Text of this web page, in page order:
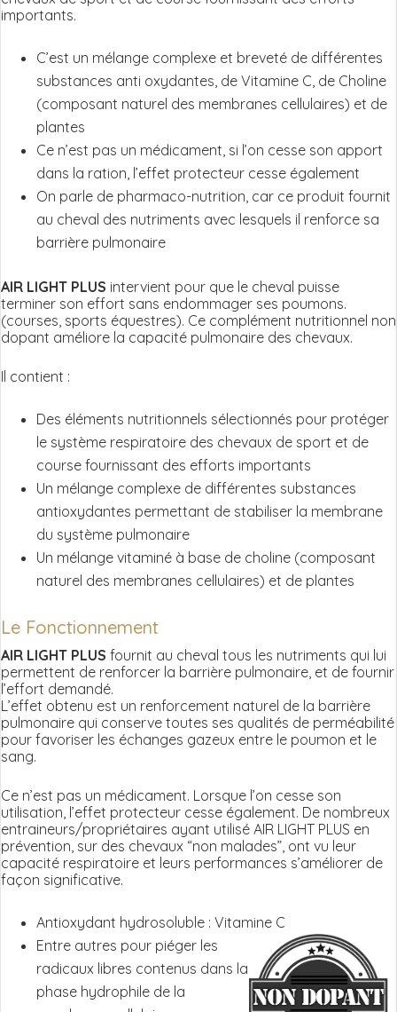
importants.
C’est un mélange complexe et breveté de différentes
substances anti oxydantes, de Vitamine C, de Choline
(composant naturel des membranes cellulaires) et de
plantes
Ce n’est pas un médicament, si l’on cesse son apport
dans la ration, l’effet protecteur cesse également
On parle de pharmaco-nutrition, car ce produit fournit
au cheval des nutriments avec lesquels il renforce sa
barrière pulmonaire
AIR LIGHT PLUS intervient pour que le cheval puisse
terminer son effort sans endommager ses poumons.
(courses, sports équestres). Ce complément nutritionnel non
dopant améliore la capacité pulmonaire des chevaux.
Il contient :
Des éléments nutritionnels sélectionnés pour protéger
le système respiratoire des chevaux de sport et de
course fournissant des efforts importants
Un mélange complexe de différentes substances
antioxydantes permettant de stabiliser la membrane
du système pulmonaire
Un mélange vitaminé à base de choline (composant
naturel des membranes cellulaires) et de plantes
Le Fonctionnement
AIR LIGHT PLUS fournit au cheval tous les nutriments qui lui
permettent de renforcer la barrière pulmonaire, et de fournir
l’effort demandé.
L’effet obtenu est un renforcement naturel de la barrière
pulmonaire qui conserve toutes ses qualités de perméabilité
pour favoriser les échanges gazeux entre le poumon et le
sang.
Ce n’est pas un médicament. Lorsque l’on cesse son
utilisation, l’effet protecteur cesse également. De nombreux
entraineurs/propriétaires ayant utilisé AIR LIGHT PLUS en
prévention, sur des chevaux “non malades”, ont vu leur
capacité respiratoire et leurs performances s’améliorer de
façon significative.
Antioxydant hydrosoluble : Vitamine C
Entre autres pour piéger les
radicaux libres contenus dans la
phase hydrophile de la